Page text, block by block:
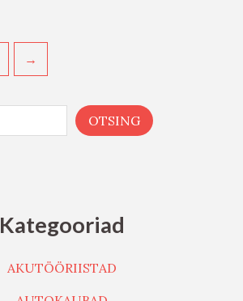
OTSING
Kategooriad
AKUTÖÖRIISTAD
→